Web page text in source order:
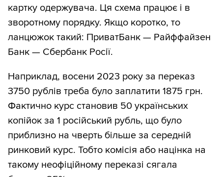
картку одержувача. Ця схема працює і в
зворотному порядку. Якщо коротко, то
ланцюжок такий: ПриватБанк — Райффайзен
Банк — Сбербанк Росії.
Наприклад, восени 2023 року за переказ
3750 рублів треба було заплатити 1875 грн.
Фактично курс становив 50 українських
копійок за 1 російський рубль, що було
приблизно на чверть більше за середній
ринковий курс. Тобто комісія або націнка на
такому неофіційному переказі сягала